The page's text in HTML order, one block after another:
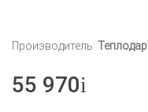
Производитель: Теплодар
55 970